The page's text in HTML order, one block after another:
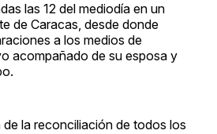
las 12 del mediodía en un
de Caracas, desde donde
a los medios de
acompañado de su esposa y
la reconciliación de todos los